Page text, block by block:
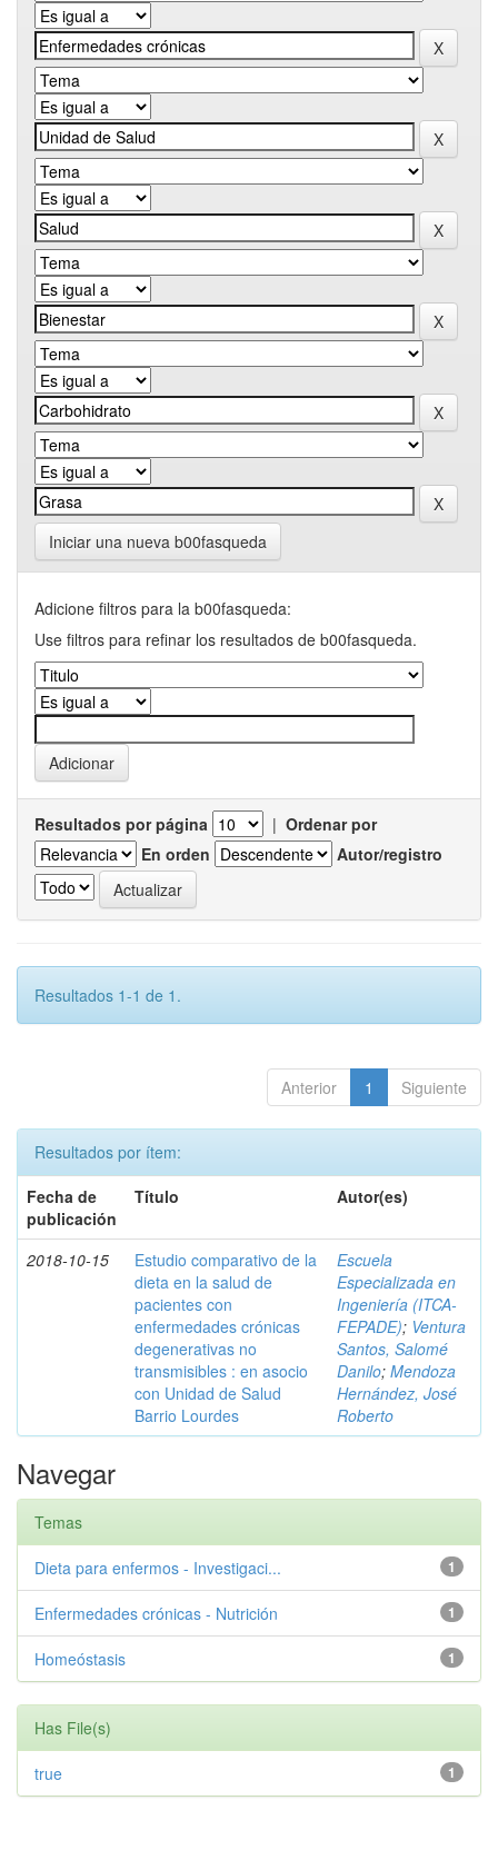
Iniciar una nueva b00fasqueda
Adicione filtros para la b00fasqueda:
Use filtros para refinar los resultados de b00fasqueda.
Resultados por página | Ordenar por
En orden
Autor/registro
Resultados 1-1 de 1.
Anterior 1 Siguiente
Resultados por ítem:
Fecha de
publicación
Título Autor(es)
2018-10-15
Estudio comparativo de la
dieta en la salud de
pacientes con
enfermedades crónicas
degenerativas no
transmisibles : en asocio
con Unidad de Salud
Barrio Lourdes
Escuela
Especializada en
Ingeniería (ITCA-
FEPADE); Ventura
Santos, Salomé
Danilo; Mendoza
Hernández, José
Roberto
Navegar
Temas
1
Dieta para enfermos - Investigaci...
1
Enfermedades crónicas - Nutrición
1
Homeóstasis
Has File(s)
1
true